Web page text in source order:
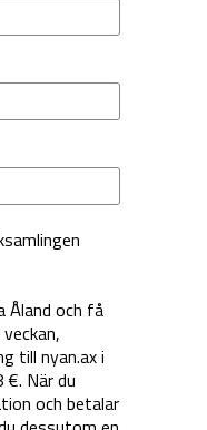
Åland och få
till nyan.ax i
När du
och betalar